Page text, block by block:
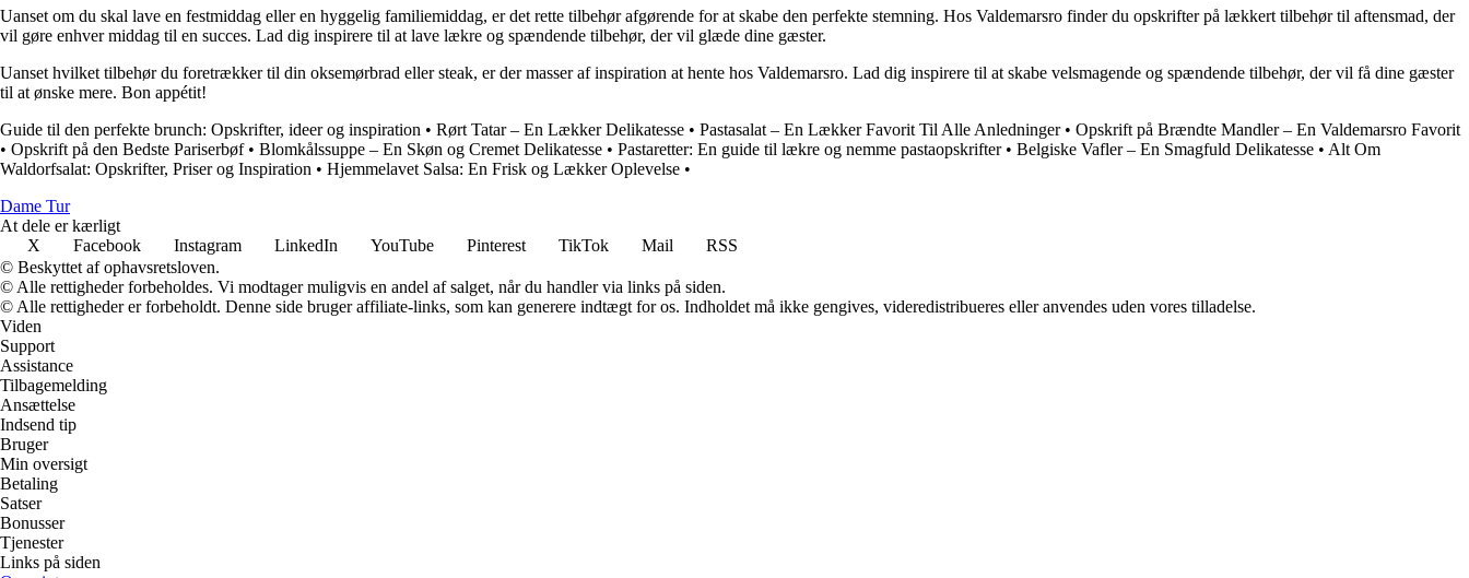
Uanset om du skal lave en festmiddag eller en hyggelig familiemiddag, er det rette tilbehør afgørende for at skabe den perfekte stemning. Hos Valdemarsro finder du opskrifter på lækkert tilbehør til aftensmad, der
vil gøre enhver middag til en succes. Lad dig inspirere til at lave lækre og spændende tilbehør, der vil glæde dine gæster.
Uanset hvilket tilbehør du foretrækker til din oksemørbrad eller steak, er der masser af inspiration at hente hos Valdemarsro. Lad dig inspirere til at skabe velsmagende og spændende tilbehør, der vil få dine gæster
til at ønske mere. Bon appétit!
Guide til den perfekte brunch: Opskrifter, ideer og inspiration • Rørt Tatar – En Lækker Delikatesse • Pastasalat – En Lækker Favorit Til Alle Anledninger• Opskrift på Brændte Mandler – En Valdemarsro Favorit
• Opskrift på den Bedste Pariserbøf• Blomkålssuppe – En Skøn og Cremet Delikatesse • Pastaretter: En guide til lækre og nemme pastaopskrifter• Belgiske Vafler – En Smagfuld Delikatesse • Alt Om
Waldorfsalat: Opskrifter, Priser og Inspiration • Hjemmelavet Salsa: En Frisk og Lækker Oplevelse •
Dame Tur
At dele er kærligt
X
Facebook Instagram LinkedIn YouTube Pinterest TikTok Mail
RSS
© Beskyttet af ophavsretsloven.
© Alle rettigheder forbeholdes. Vi modtager muligvis en andel af salget, når du handler via links på siden.
© Alle rettigheder er forbeholdt. Denne side bruger affiliate-links, som kan generere indtægt for os. Indholdet må ikke gengives, videredistribueres eller anvendes uden vores tilladelse.
Viden
Support
Assistance
Tilbagemelding
Ansættelse
Indsend tip
Bruger
Min oversigt
Betaling
Satser
Bonusser
Tjenester
Links på siden